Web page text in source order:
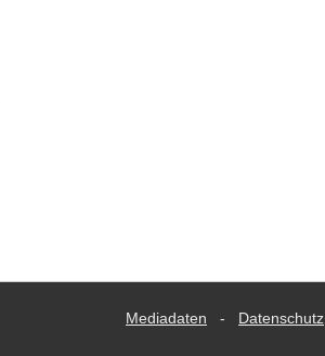
Mediadaten - Datenschutz